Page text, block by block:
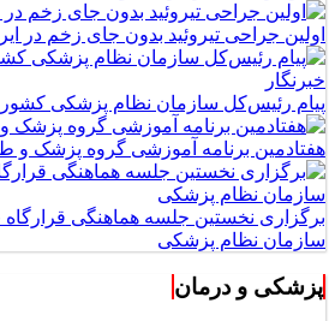
اولین جراحی تیروئید بدون جای زخم در
پیام رئیس‌کل سازمان نظام پزشکی کشور
هفتادمین برنامه آموزشی گروه پزشک و
برگزاری نخستین جلسه هماهنگی
سازمان نظام پزشکی
پزشکی و درمان